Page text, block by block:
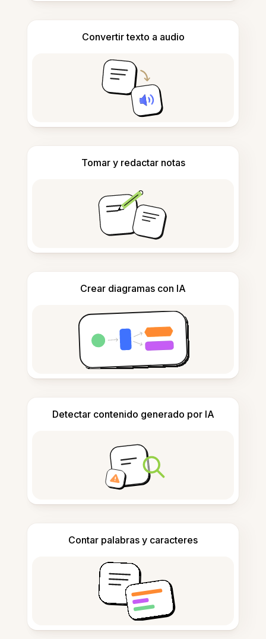
Convertir texto a audio
Tomar y redactar notas
Crear diagramas con IA
Detectar contenido generado por IA
Contar palabras y caracteres